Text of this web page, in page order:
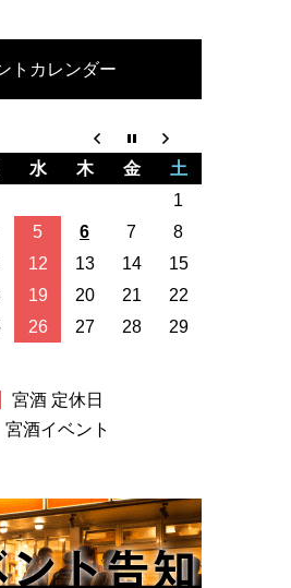
トカレンダー
水 木 金
土
1
5 6 7
8
12 13 14
15
19 20 21
22
26 27 28
29
宮酒 定休日
宮酒イベント